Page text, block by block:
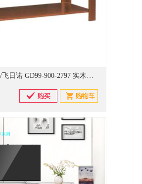
FAHRION/飞日诺 GD99-900-2797 实木茶几 1200x600mm (单位：个)